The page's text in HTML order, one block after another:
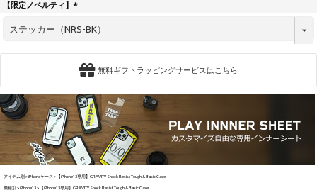
【限定ノベルティ】
必
無料ギフトラッピングサービスはこちら
アイテム別 iPhoneケース 【iPhone13専用】GRAVITY Shock Resist Tough & Basic Case.
機種別 iPhone13 【iPhone13専用】GRAVITY Shock Resist Tough & Basic Case.